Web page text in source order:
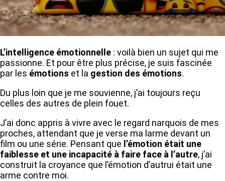
L’intelligence émotionnelle : voilà bien un sujet qui me
passionne. Et pour être plus précise, je suis fascinée
par les émotions et la gestion des émotions.
Du plus loin que je me souvienne, j’ai toujours reçu
celles des autres de plein fouet.
J’ai donc appris à vivre avec le regard narquois de mes
proches, attendant que je verse ma larme devant un
film ou une série. Pensant que l’émotion était une
faiblesse et une incapacité à faire face à l’autre, j’ai
construit la croyance que l’émotion d’autrui était une
arme contre moi.